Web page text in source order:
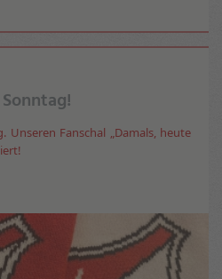
Unseren Fanschal „Damals, heute